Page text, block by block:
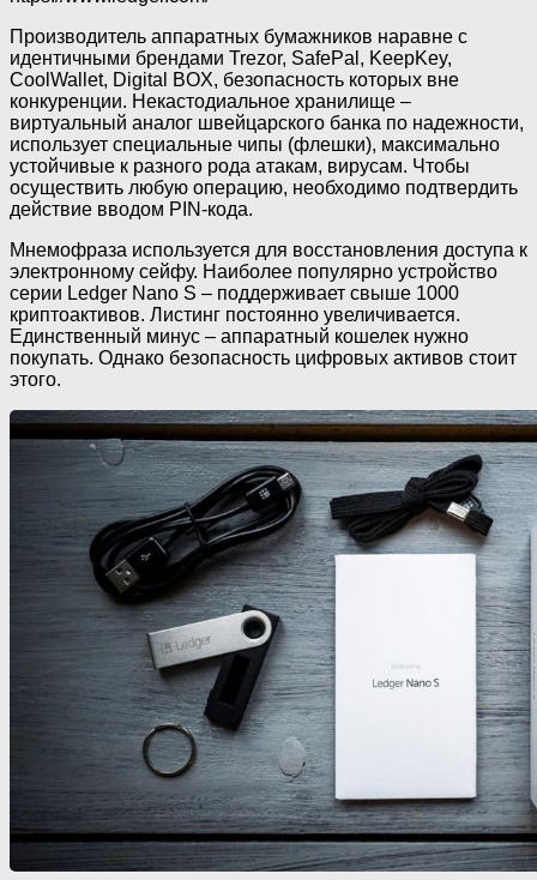
Производитель аппаратных бумажников наравне с
идентичными брендами Trezor, SafePal, KeepKey,
CoolWallet, Digital BOX, безопасность которых вне
конкуренции. Некастодиальное хранилище –
виртуальный аналог швейцарского банка по надежности,
использует специальные чипы (флешки), максимально
устойчивые к разного рода атакам, вирусам. Чтобы
осуществить любую операцию, необходимо подтвердить
действие вводом PIN-кода.
Мнемофраза используется для восстановления доступа к
электронному сейфу. Наиболее популярно устройство
серии Ledger Nano S – поддерживает свыше 1000
криптоактивов. Листинг постоянно увеличивается.
Единственный минус – аппаратный кошелек нужно
покупать. Однако безопасность цифровых активов стоит
этого.